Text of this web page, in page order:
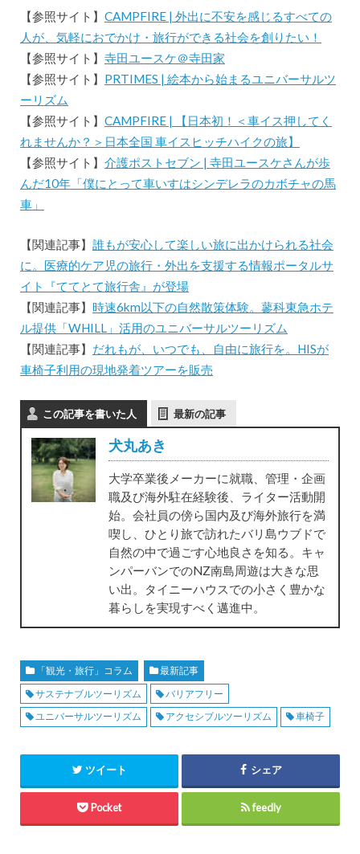
【参照サイト】 CAMPFIRE | 外出に不安を感じるすべての
人が、気軽におでかけ・旅行ができる社会を創りたい！
【参照サイト】 寺田ユースケ＠寺田家
【参照サイト】 PRTIMES | 絵本から始まるユニバーサルツ
ーリズム
【参照サイト】 CAMPFIRE | 【日本初！＜車イス押してく
れませんか？＞日本全国 車イスヒッチハイクの旅】
【参照サイト】 介護ポストセブン | 寺田ユースケさんが歩
んだ10年「僕にとって車いすはシンデレラのカボチャの馬
車」
【関連記事】 誰もが安心して楽しい旅に出かけられる社会
に。医療的ケア児の旅行・外出を支援する情報ポータルサ
イト『ててとて旅行舎』が登場
【関連記事】 時速6km以下の自然散策体験。蓼科東急ホテ
ル提供「WHILL」活用のユニバーサルツーリズム
【関連記事】 だれもが、いつでも、自由に旅行を。HISが
車椅子利用の現地発着ツアーを販売
この記事を書いた人 最新の記事
犬丸あき
大学卒業後メーカーに就職、管理・企画
職及び海外駐在経験後、ライター活動開
始。会社員の傍ら国内及び海外旅行を満
喫し、ひとり旅で訪れたバリ島ウブドで
自然の中で過ごす心地良さを知る。キャ
ンパーバンでのNZ南島周遊は大きな思
い出。タイニーハウスでの小さく豊かな
暮らしを実現すべく邁進中。
「観光・旅行」コラム
最新記事
サステナブルツーリズム
バリアフリー
ユニバーサルツーリズム
アクセシブルツーリズム 車椅子
ツイート シェア
Pocket feedly